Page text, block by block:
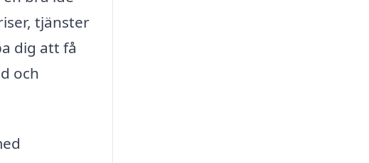
tjänster
dig att få
och